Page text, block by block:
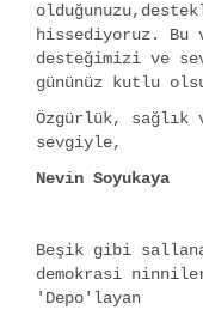
hissediyoruz.
desteğimizi ve
gününüz kutlu
Özgürlük, sağlık
sevgiyle,
Nevin Soyukaya
Beşik gibi
demokrasi
'Depo'layan